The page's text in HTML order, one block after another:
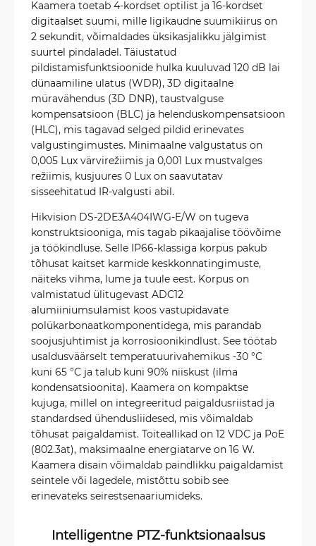
Kaamera toetab 4-kordset optilist ja 16-kordset
digitaalset suumi, mille ligikaudne suumikiirus on
2 sekundit, võimaldades üksikasjalikku jälgimist
suurtel pindaladel. Täiustatud
pildistamisfunktsioonide hulka kuuluvad 120 dB lai
dünaamiline ulatus (WDR), 3D digitaalne
müravähendus (3D DNR), taustvalguse
kompensatsioon (BLC) ja helenduskompensatsioon
(HLC), mis tagavad selged pildid erinevates
valgustingimustes. Minimaalne valgustatus on
0,005 Lux värvirežiimis ja 0,001 Lux mustvalges
režiimis, kusjuures 0 Lux on saavutatav
sisseehitatud IR-valgusti abil.
Hikvision DS-2DE3A404IWG-E/W on tugeva
konstruktsiooniga, mis tagab pikaajalise töövõime
ja töökindluse. Selle IP66-klassiga korpus pakub
tõhusat kaitset karmide keskkonnatingimuste,
näiteks vihma, lume ja tuule eest. Korpus on
valmistatud ülitugevast ADC12
alumiiniumsulamist koos vastupidavate
polükarbonaatkomponentidega, mis parandab
soojusjuhtimist ja korrosioonikindlust. See töötab
usaldusväärselt temperatuurivahemikus -30 °C
kuni 65 °C ja talub kuni 90% niiskust (ilma
kondensatsioonita). Kaamera on kompaktse
kujuga, millel on integreeritud paigaldusriistad ja
standardsed ühendusliidesed, mis võimaldab
tõhusat paigaldamist. Toiteallikad on 12 VDC ja PoE
(802.3at), maksimaalne energiatarve on 16 W.
Kaamera disain võimaldab paindlikku paigaldamist
seintele või lagedele, mistõttu sobib see
erinevateks seirestsenaariumideks.
Intelligentne PTZ-funktsionaalsus